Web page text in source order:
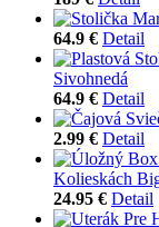
64.9 € Detail
Sivohnedá
64.9 € Detail
2.99 € Detail
Kolieskách
24.95 € Detail